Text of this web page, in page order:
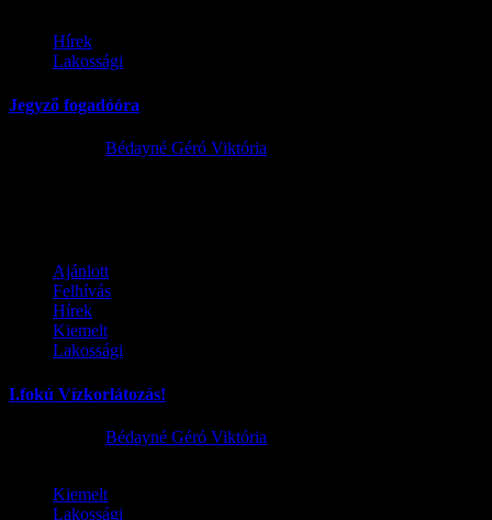
Hírek
Lakossági
Jegyző fogadóóra
Bédayné Géró Viktória
Ajánlott
Felhívás
Hírek
Kiemelt
Lakossági
I.fokú Vízkorlátozás!
Bédayné Géró Viktória
Kiemelt
Lakossági